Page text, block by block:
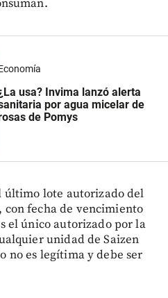
usa? Invima lanzó alerta
por agua micelar de
de Pomys
último lote autorizado del
fecha de vencimiento
el único autorizado por la
unidad de Saizen
no es legítima y debe ser